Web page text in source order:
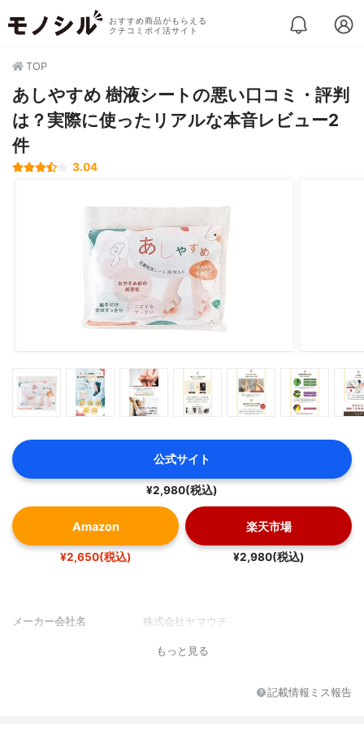
おすすめ商品がもらえる
クチコミポイ活サイト
TOP
あしやすめ 樹液シートの悪い口コミ・評判
は？実際に使ったリアルな本音レビュー2
件
3.04
公式サイト
¥2,980(税込)
Amazon
¥2,650(税込)
楽天市場
¥2,980(税込)
メーカー会社名 株式会社ヤマウチ
もっと見る
記載情報ミス報告